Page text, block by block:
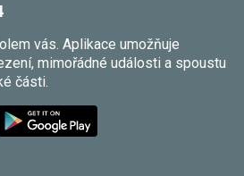
vás. Aplikace umožňuje
mimořádné události a spoustu
části.